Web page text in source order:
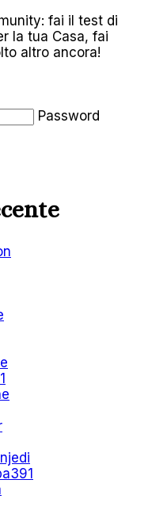
fai il test di
la tua Casa, fai
altro ancora!
Password